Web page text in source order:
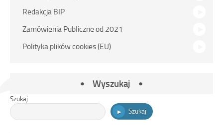
Redakcja BIP
Zamówienia Publiczne od 2021
Polityka plików cookies (EU)
Wyszukaj
Szukaj
Szukaj